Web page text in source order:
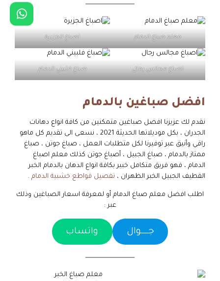
معلم صباغ الدمام اصباغ الجزيرة
اصباغ مجالس رجال صباغ فلبيني الدمام
افضل صباغين بالدمام
نقدم لك عزيزنا افضل صباغين متمكنين من كافة انواع دهانات
الجدران ، بكل موديلاتها الحديثة 2021 ، نسعى الى تقديم كل ماهو
راقي وأنيق عبر توفيرنا لكل متطلبات العمل ، صباغ جوتن ، صباغ
ممتاز بالدمام ، صباغ الجبيل ، أصباغ جوتن كذلك معلم اصباغ
الدمام ، فهو فريق متكامل خبير بكافة انواع الدهان بالدمام الخبر
القطيف الجبيل الخبر الظهران ، تفصيل قواطع خشبية الدمام .
اطلب افضل معلم صباغ الدمام أو لمعرفة اسعار الصباغين وذلك
عبر :
جـــــوال واتساب